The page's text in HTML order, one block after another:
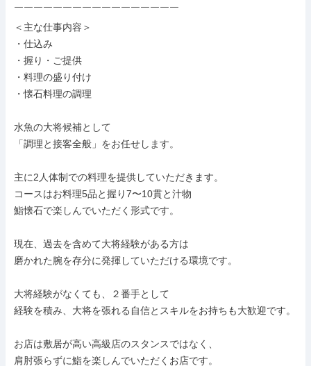
￣￣￣￣￣￣￣￣￣￣￣￣￣￣￣￣￣
＜主な仕事内容＞
・仕込み
・握り・ご提供
・料理の盛り付け
・懐石料理の調理
水魚の大将候補として
「調理と接客全般」をお任せします。
主に2人体制での料理を提供していただきます。
コースはお料理5品と握り7〜10貫と汁物
鮨懐石で楽しんでいただく形式です。
現在、過去を含めて大将経験がある方は
磨かれた腕を存分に発揮していただける環境です。
大将経験がなくても、２番手として
経験を積み、大将を張れる自信とスキルをお持ちも大歓迎です。
お店は敷居が高い高級店のスタンスではなく、
肩肘張らずに鮨を楽しんでいただくお店です。